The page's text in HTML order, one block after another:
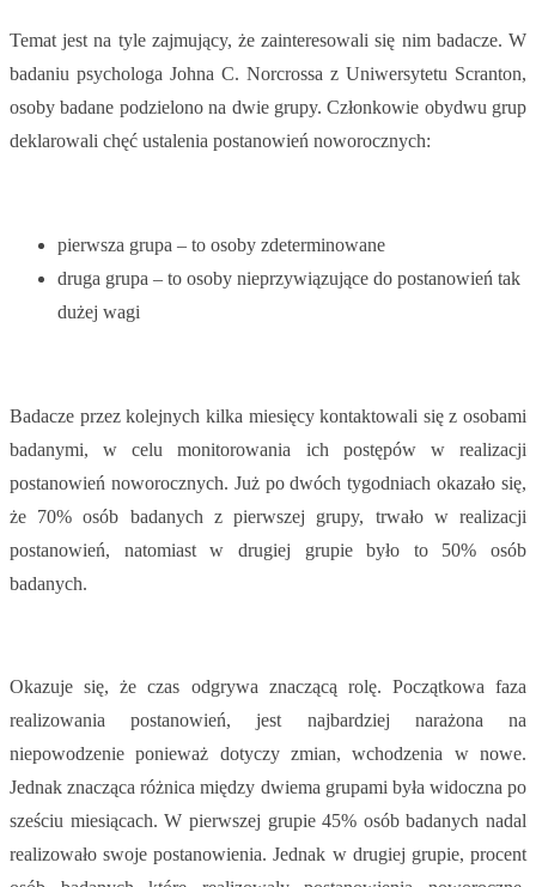
Temat jest na tyle zajmujący, że zainteresowali się nim badacze. W
badaniu psychologa Johna C. Norcrossa z Uniwersytetu Scranton,
osoby badane podzielono na dwie grupy. Członkowie obydwu grup
deklarowali chęć ustalenia postanowień noworocznych:
pierwsza grupa – to osoby zdeterminowane
druga grupa – to osoby nieprzywiązujące do postanowień tak
dużej wagi
Badacze przez kolejnych kilka miesięcy kontaktowali się z osobami
badanymi, w celu monitorowania ich postępów w realizacji
postanowień noworocznych. Już po dwóch tygodniach okazało się,
że 70% osób badanych z pierwszej grupy, trwało w realizacji
postanowień, natomiast w drugiej grupie było to 50% osób
badanych.
Okazuje się, że czas odgrywa znaczącą rolę. Początkowa faza
realizowania postanowień, jest najbardziej narażona na
niepowodzenie ponieważ dotyczy zmian, wchodzenia w nowe.
Jednak znacząca różnica między dwiema grupami była widoczna po
sześciu miesiącach. W pierwszej grupie 45% osób badanych nadal
realizowało swoje postanowienia. Jednak w drugiej grupie, procent